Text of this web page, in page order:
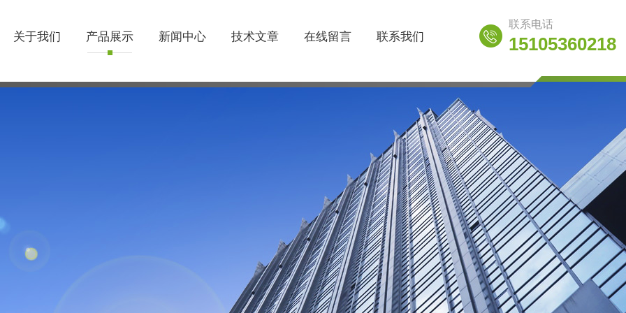
关于我们 产品展示 新闻中心 技术文章 在线留言 联系我们
联系电话
15105360218